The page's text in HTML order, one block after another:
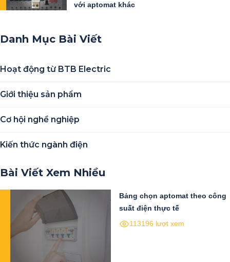
với aptomat khác
Danh Mục Bài Viết
Hoạt động từ BTB Electric
Giới thiệu sản phẩm
Cơ hội nghề nghiệp
Kiến thức ngành điện
Bài Viết Xem Nhiều
Bảng chọn aptomat theo công
suất điện thực tế
113196 lượt xem